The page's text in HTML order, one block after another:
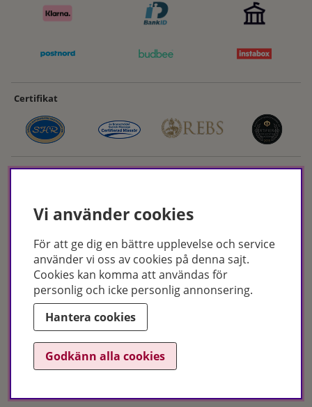
Certifikat
Hudoteket erbjuder ett noga utvalt sortiment inom hudvård, hårvård och
makeup – både online och i butik. Med över 50 års erfarenhet och
utbildade hudterapeuter hjälper vi dig att hitta rätt produkter och
behandlingar för just dina behov. Handla enkelt på hudoteket.se eller
besök oss i Jönköping och Malmö.
Copyright © Hudoteket 2025
Vi använder cookies
För att ge dig en bättre upplevelse och service
använder vi oss av cookies på denna sajt.
Cookies kan komma att användas för
personlig och icke personlig annonsering.
Hantera cookies
Godkänn alla cookies